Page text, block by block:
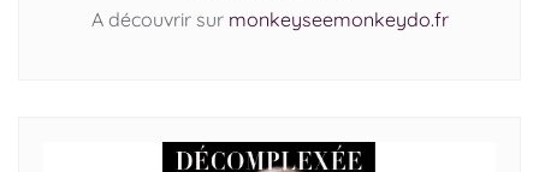
A découvrir sur monkeyseemonkeydo.fr